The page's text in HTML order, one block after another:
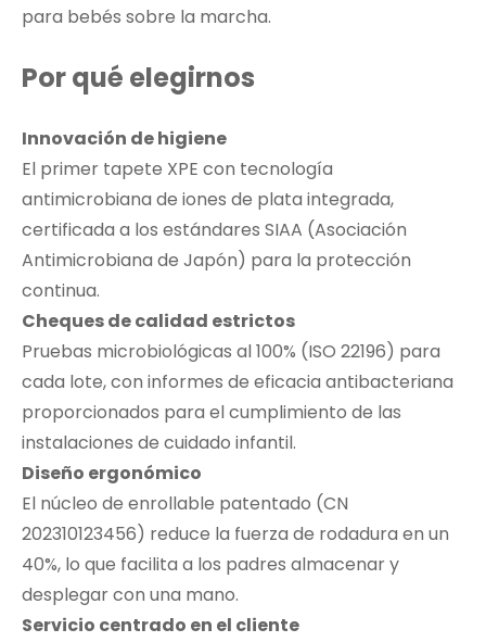
para bebés sobre la marcha.
Por qué elegirnos
Innovación de higiene
El primer tapete XPE con tecnología
antimicrobiana de iones de plata integrada,
certificada a los estándares SIAA (Asociación
Antimicrobiana de Japón) para la protección
continua.
Cheques de calidad estrictos
Pruebas microbiológicas al 100% (ISO 22196) para
cada lote, con informes de eficacia antibacteriana
proporcionados para el cumplimiento de las
instalaciones de cuidado infantil.
Diseño ergonómico
El núcleo de enrollable patentado (CN
202310123456) reduce la fuerza de rodadura en un
40%, lo que facilita a los padres almacenar y
desplegar con una mano.
Servicio centrado en el cliente